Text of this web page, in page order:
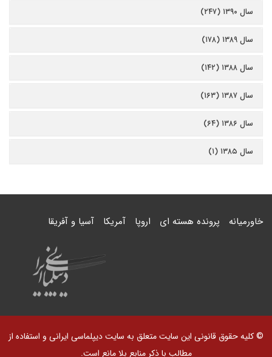
سال ۱۳۹۰ (۲۴۷)
سال ۱۳۸۹ (۱۷۸)
سال ۱۳۸۸ (۱۴۲)
سال ۱۳۸۷ (۱۶۳)
سال ۱۳۸۶ (۶۴)
سال ۱۳۸۵ (۱)
خاورمیانه پرونده هسته ای اروپا آمریکا آسیا و آفریقا
© کلیه حقوق قانونی این سایت متعلق به سایت دیپلماسی ایرانی و استفاده از
مطالب با ذکر منابع بلا مانع است.